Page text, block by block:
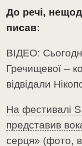
До речі,
писав:
ВІДЕО:
Гречищевої –
відвідали
На фестивалі
представив
серця» (фото,